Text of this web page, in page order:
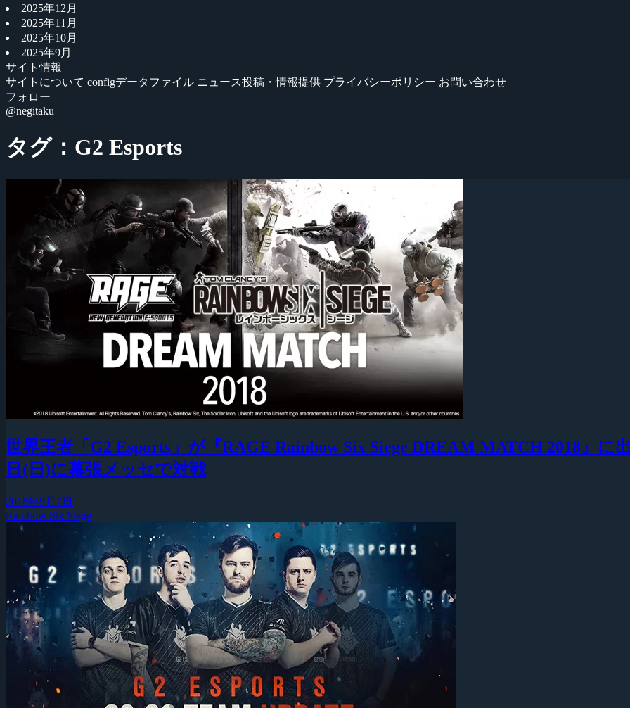
2025年12月
2025年11月
2025年10月
2025年9月
サイト情報
サイトについて configデータファイル ニュース投稿・情報提供 プライバシーポリシー お問い合わせ
フォロー
@negitaku
タグ：G2 Esports
世界王者「G2 Esports」が『RAGE Rainbow Six Siege DREAM MATCH 2018』に
日(日)に幕張メッセで対戦
2018年9月7日
Rainbow Six Siege